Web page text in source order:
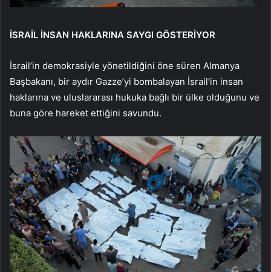
İSRAİL İNSAN HAKLARINA SAYGI GÖSTERİYOR
İsrail’in demokrasiyle yönetildiğini öne süren Almanya
Başbakanı, bir aydır Gazze’yi bombalayan İsrail’in insan
haklarına ve uluslararası hukuka bağlı bir ülke olduğunu ve
buna göre hareket ettiğini savundu.